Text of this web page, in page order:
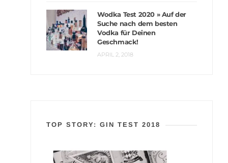
Wodka Test 2020 » Auf der
Suche nach dem besten
Vodka für Deinen
Geschmack!
APRIL 2, 2018
TOP STORY: GIN TEST 2018